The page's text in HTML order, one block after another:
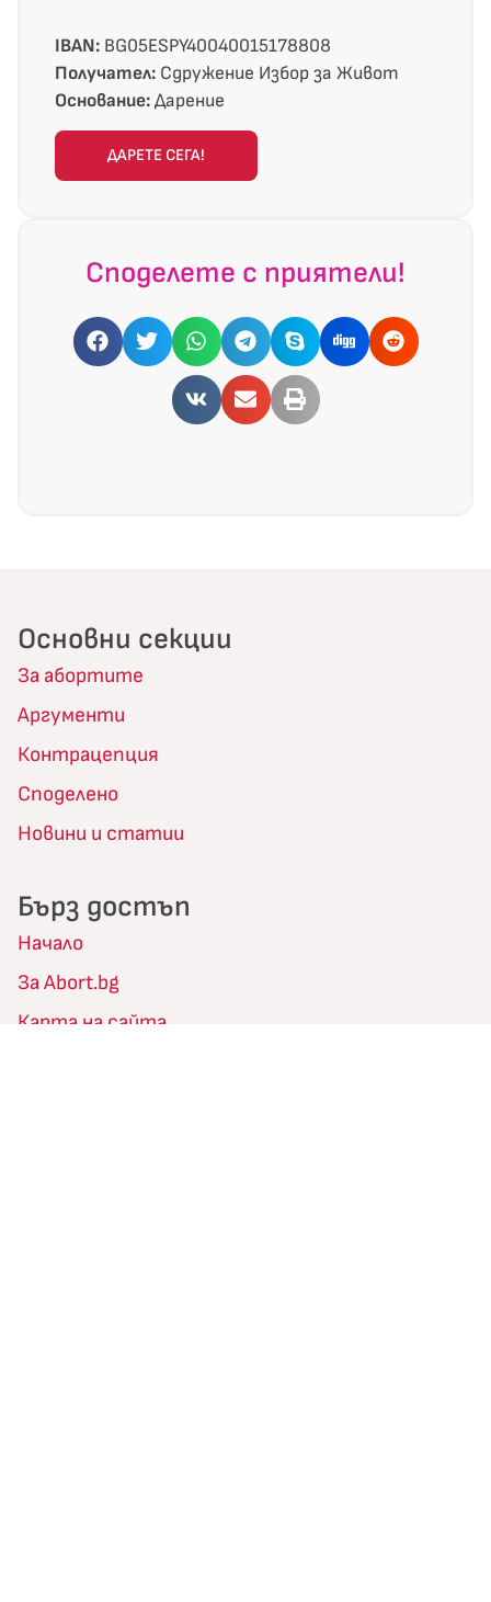
IBAN: BG05ESPY40040015178808
Получател: Сдружение Избор за Живот
Основание:Дарение
ДАРЕТЕ СЕГА!
Споделете с приятели!
Основни секции
За абортите
Аргументи
Контрацепция
Споделено
Новини и статии
Бърз достъп
Начало
За Abort.bg
Карта на сайта